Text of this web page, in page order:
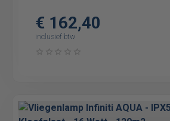
€ 162,40
inclusief btw